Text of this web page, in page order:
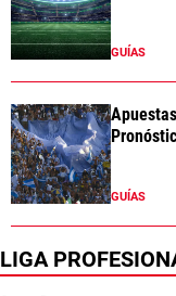
GUÍAS
GUÍAS
LIGA